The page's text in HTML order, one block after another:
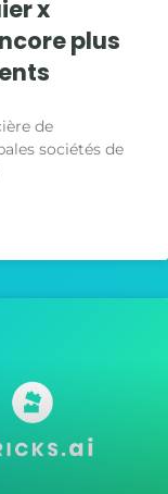
x
plus
de
sociétés de